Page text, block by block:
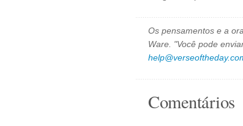
Os pensamentos e a
Ware. "Você pode
Comentários